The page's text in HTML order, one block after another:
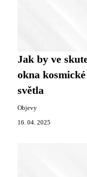
Jak by ve
okna
světla
Objevy
16. 04. 2025